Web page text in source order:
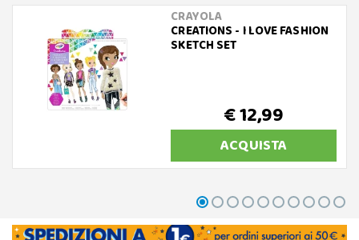
CRAYOLA
CREATIONS - I LOVE FASHION
SKETCH SET
€ 12,99
ACQUISTA